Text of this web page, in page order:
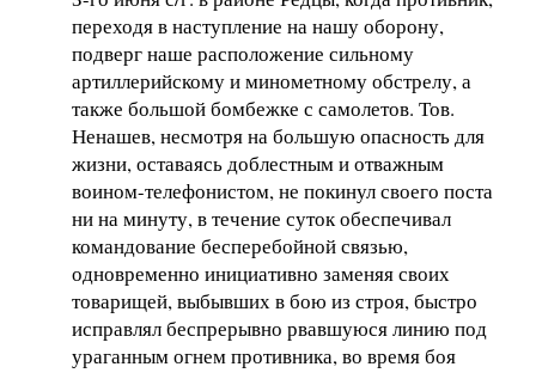
переходя в наступление на нашу оборону,
подверг наше расположение сильному
артиллерийскому и минометному обстрелу, а
также большой бомбежке с самолетов. Тов.
Ненашев, несмотря на большую опасность для
жизни, оставаясь доблестным и отважным
воином-телефонистом, не покинул своего поста
ни на минуту, в течение суток обеспечивал
командование бесперебойной связью,
одновременно инициативно заменяя своих
товарищей, выбывших в бою из строя, быстро
исправлял беспрерывно рвавшуюся линию под
ураганным огнем противника, во время боя